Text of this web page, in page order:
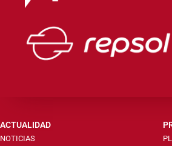
ACTUALIDAD
NOTICIAS